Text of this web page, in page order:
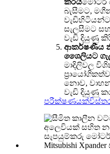
කරයිමෝටර්
බැසීමට,
සැලසීමට
වැඩි දියුණු
ආකර්ෂණීය
ශෛලියට
මාදිලිවල
නොව,
වැඩි දියුණු
පරීක්ෂණයක්